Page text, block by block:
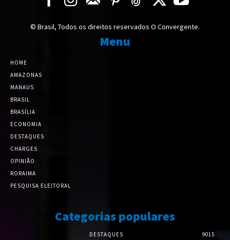
© Brasil, Todos os direitos reservados O Convergente.
Menu
HOME
AMAZONAS
MANAUS
BRASIL
BRASÍLIA
ECONOMIA
DESTAQUES
CHARGES
OPINIÃO
RORAIMA
PESQUISA ELEITORAL
Categorias populares
DESTAQUES 9015